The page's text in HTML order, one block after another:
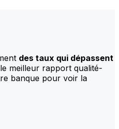
des taux qui dépassent
meilleur rapport qualité-
banque pour voir la